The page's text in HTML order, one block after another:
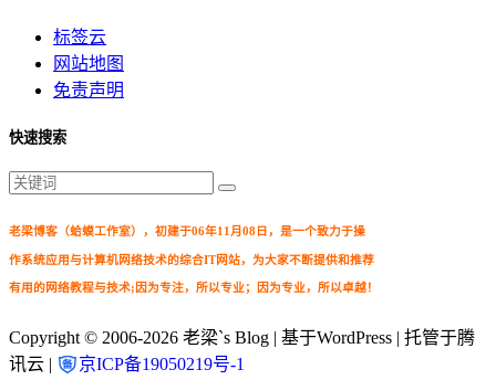
标签云
网站地图
免责声明
快速搜索
老梁博客（蛤蟆工作室），初建于06年11月08日，是一个致力于操
作系统应用与计算机网络技术的综合IT网站，为大家不断提供和推荐
有用的网络教程与技术;因为专注，所以专业；因为专业，所以卓越！
Copyright © 2006-2026 老梁`s Blog | 基于WordPress | 托管于腾
讯云 |
京ICP备19050219号-1